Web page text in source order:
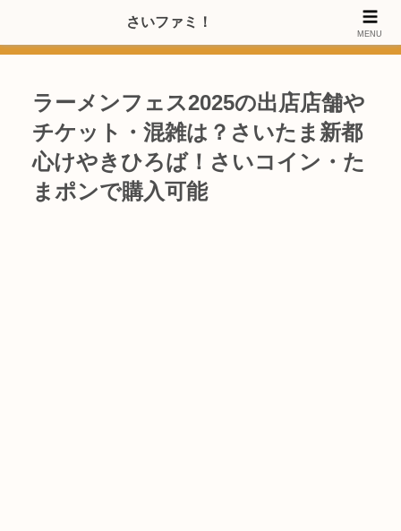
>>【PRのご協力内容更新しました】さいたま市のファミリー世代・20～
ラーメンフェス2025の出店店舗や
チケット・混雑は？さいたま新都
心けやきひろば！さいコイン・た
まポンで購入可能
さいファミ！
MENU